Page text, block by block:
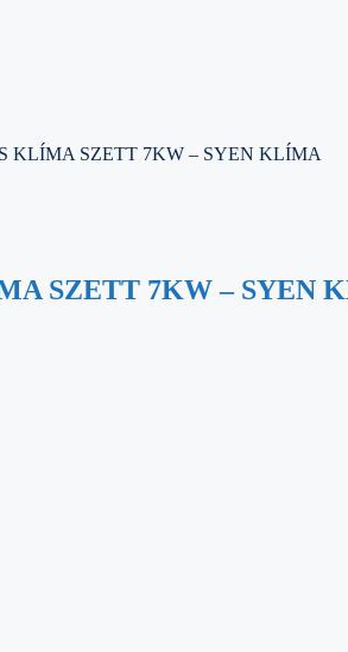
KLÍMA SZETT 7KW – SYEN KLÍMA
SZETT 7KW – SYEN